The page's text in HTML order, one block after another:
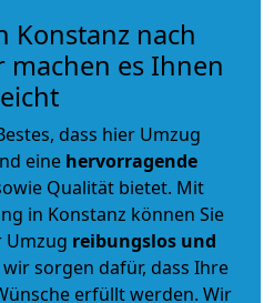
Konstanz nach
machen es Ihnen
dass hier Umzug
eine hervorragende
Qualität bietet. Mit
in Konstanz können Sie
Umzug reibungslos und
sorgen dafür, dass Ihre
erfüllt werden. Wir